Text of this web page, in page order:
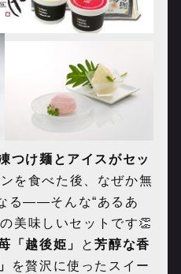
つけ麺とアイスがセッ
を食べた後、なぜか無
る——そんな“あるあ
美味しいセットです👏
「越後姫」
と芳醇な香
を贅沢に使ったスイー